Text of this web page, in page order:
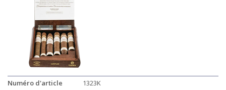
Numéro d'article
1323K